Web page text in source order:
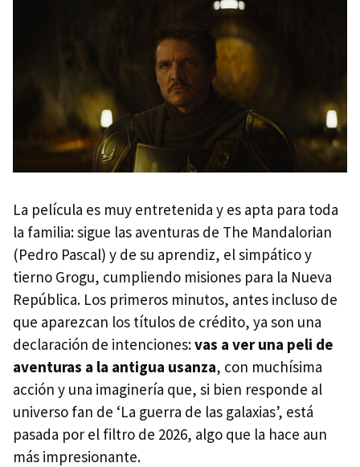
La película es muy entretenida y es apta para toda
la familia: sigue las aventuras de The Mandalorian
(Pedro Pascal) y de su aprendiz, el simpático y
tierno Grogu, cumpliendo misiones para la Nueva
República. Los primeros minutos, antes incluso de
que aparezcan los títulos de crédito, ya son una
declaración de intenciones:vas a ver una peli de
aventuras a la antigua usanza, con muchísima
acción y una imaginería que, si bien responde al
universo fan de ‘La guerra de las galaxias’, está
pasada por el filtro de 2026, algo que la hace aun
más impresionante.